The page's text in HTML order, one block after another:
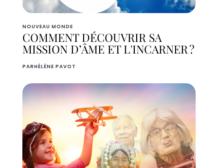
NOUVEAU MONDE
COMMENT DÉCOUVRIR SA
MISSION D’ÂME ET L'INCARNER ?
PARHÉLÈNE PAVOT